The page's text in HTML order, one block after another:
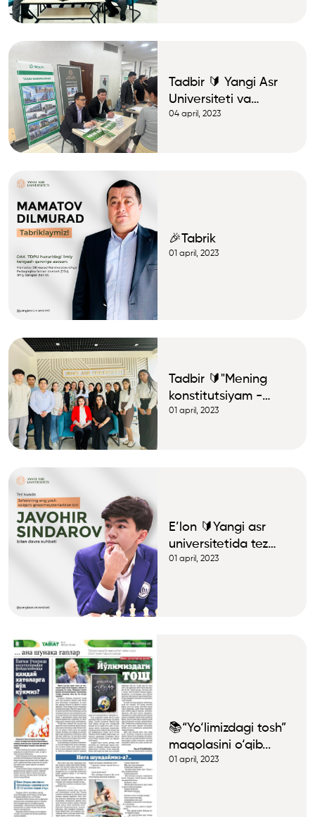
Tadbir 🔰 Yangi Asr
Universiteti va
GRAND TA`LIM
04 april, 2023
🎉Tabrik
01 april, 2023
Tadbir 🔰"Mening
konstitutsiyam -
mening fahrim"
01 april, 2023
E’lon 🔰Yangi asr
universitetida tez
kunda yurtdoshimiz,
01 april, 2023
📚“Yo‘limizdagi tosh”
maqolasini o‘qib...
01 april, 2023